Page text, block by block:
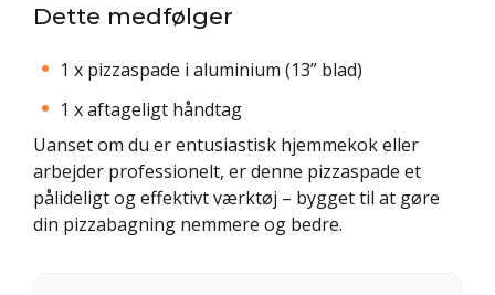
Dette medfølger
1 x pizzaspade i aluminium (13” blad)
1 x aftageligt håndtag
Uanset om du er entusiastisk hjemmekok eller
arbejder professionelt, er denne pizzaspade et
pålideligt og effektivt værktøj – bygget til at gøre
din pizzabagning nemmere og bedre.